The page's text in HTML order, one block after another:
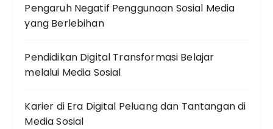
Pengaruh Negatif Penggunaan Sosial Media
yang Berlebihan
Pendidikan Digital Transformasi Belajar
melalui Media Sosial
Karier di Era Digital Peluang dan Tantangan di
Media Sosial